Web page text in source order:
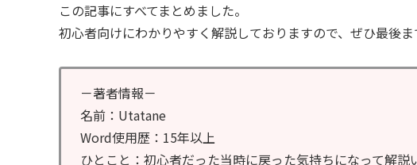
この記事にすべてまとめました。
初心者向けにわかりやすく解説しておりますので、ぜひ最後ま
－著者情報－
名前：Utatane
Word使用歴：15年以上
ひとこと：初心者だった当時に戻った気持ちになって解説